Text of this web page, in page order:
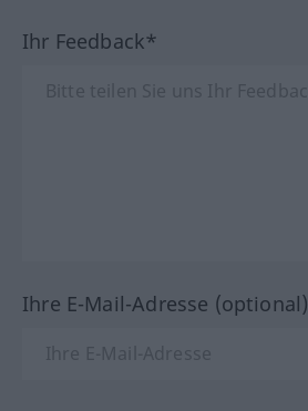
Ihr Feedback*
Ihre E-Mail-Adresse (optional)